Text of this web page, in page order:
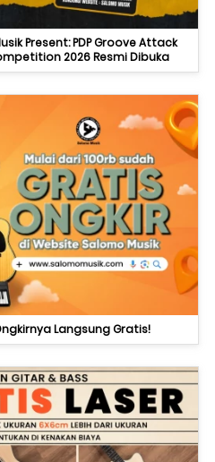
Present: PDP Groove Attack
2026 Resmi Dibuka
Langsung Gratis!